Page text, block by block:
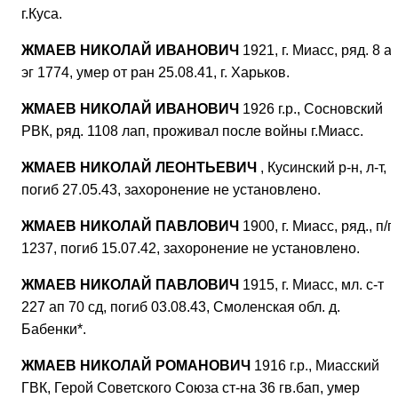
г.Куса.
ЖМАЕВ НИКОЛАЙ ИВАНОВИЧ 1921, г. Миасс, ряд. 8
эг 1774, умер от ран 25.08.41, г. Харьков.
ЖМАЕВ НИКОЛАЙ ИВАНОВИЧ 1926 г.р., Сосновский
РВК, ряд. 1108 лап, проживал после войны г.Миасс.
ЖМАЕВ НИКОЛАЙ ЛЕОНТЬЕВИЧ , Кусинский р-н, л-т,
погиб 27.05.43, захоронение не установлено.
ЖМАЕВ НИКОЛАЙ ПАВЛОВИЧ 1900, г. Миасс, ряд., п/п
1237, погиб 15.07.42, захоронение не установлено.
ЖМАЕВ НИКОЛАЙ ПАВЛОВИЧ 1915, г. Миасс, мл. с-т
227 ап 70 сд, погиб 03.08.43, Смоленская обл. д.
Бабенки*.
ЖМАЕВ НИКОЛАЙ РОМАНОВИЧ 1916 г.р., Миасский
ГВК, Герой Советского Союза ст-на 36 гв.бап, умер